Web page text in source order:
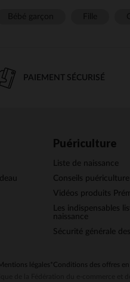
PAIEMENT SÉCURISÉ
Puériculture
Liste de naissance
Conseils puériculture
Vidéos produits
Les indispensables
naissance
Sécurité générale
légales *Conditions des offres